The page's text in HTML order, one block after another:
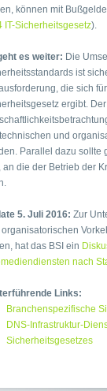
können mit
IT-Sicherheitsgesetz).
es weiter: Die
ist
die sich
ergibt.
und
Parallel dazu sollte
an die der Betrieb der
5. Juli 2016: Zur
hat das BSI ein
nach
Links:
Branchenspezifische
DNS-Infrastruktur-
Sicherheitsgesetzes